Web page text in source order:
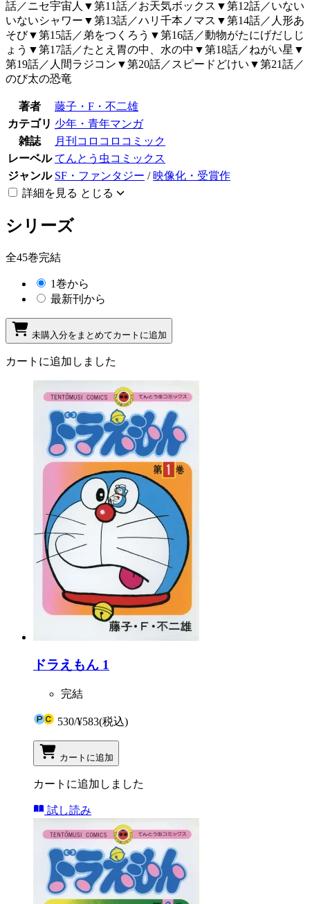
話／ニセ宇宙人▼第11話／お天気ボックス▼第12話／いない
いないシャワー▼第13話／ハリ千本ノマス▼第14話／人形あ
そび▼第15話／弟をつくろう▼第16話／動物がたにげだしじ
ょう▼第17話／たとえ胃の中、水の中▼第18話／ねがい星▼
第19話／人間ラジコン▼第20話／スピードどけい▼第21話／
のび太の恐竜
著者
藤子・F・不二雄
カテゴリ 少年・青年マンガ
雑誌
月刊コロコロコミック
レーベル てんとう虫コミックス
ジャンル SF・ファンタジー / 映像化・受賞作
詳細を見る とじる
シリーズ
全45巻完結
1巻から
最新刊から
未購入分をまとめてカートに追加
カートに追加しました
ドラえもん 1
完結
530/¥583(税込)
カートに追加
カートに追加しました
試し読み